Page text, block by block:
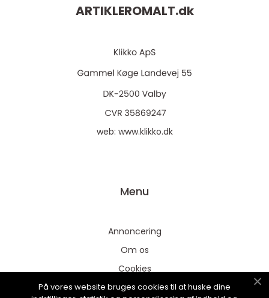
ARTIKLEROMALT.dk
web: www.klikko.dk
Menu
Annoncering
Om os
Cookies
Kontakt os
På vores website bruges cookies til at huske dine